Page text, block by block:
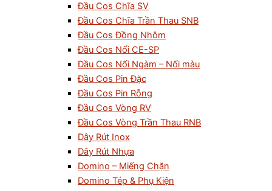
Đầu Cos Chĩa SV
Đầu Cos Chĩa Trần Thau SNB
Đầu Cos Đồng Nhôm
Đầu Cos Nối CE-SP
Đầu Cos Nối Ngàm – Nối màu
Đầu Cos Pin Đặc
Đầu Cos Pin Rỗng
Đầu Cos Vòng RV
Đầu Cos Vòng Trần Thau RNB
Dây Rút Inox
Dây Rút Nhựa
Domino – Miếng Chặn
Domino Tép & Phụ Kiện